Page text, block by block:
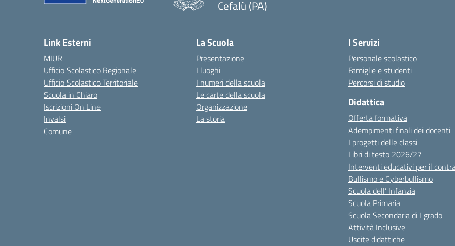
Cefalù (PA)
Link Esterni
MIUR
Ufficio Scolastico Regionale
Ufficio Scolastico Territoriale
Scuola in Chiaro
Iscrizioni On Line
Invalsi
Comune
La Scuola
Presentazione
I luoghi
I numeri della scuola
Le carte della scuola
Organizzazione
La storia
I Servizi
Personale scolastico
Famiglie e studenti
Percorsi di studio
Didattica
Offerta formativa
Adempimenti finali dei docenti
I progetti delle classi
Libri di testo 2026/27
Interventi educativi per il
Bullismo e Cyberbullismo
Scuola dell’ Infanzia
Scuola Primaria
Scuola Secondaria di I grado
Attività Inclusive
Uscite didattiche